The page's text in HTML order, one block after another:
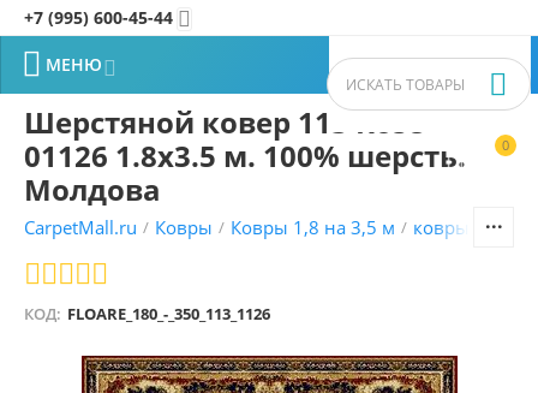
+7 (995) 600-45-44 
0



 МЕНЮ
Шерстяной ковер 113 Rose
01126 1.8x3.5 м. 100% шерсть.
Молдова
CarpetMall.ru / Ковры / Ковры 1,8 на 3,5 м / ковры
КОД: FLOARE_180_-_350_113_1126